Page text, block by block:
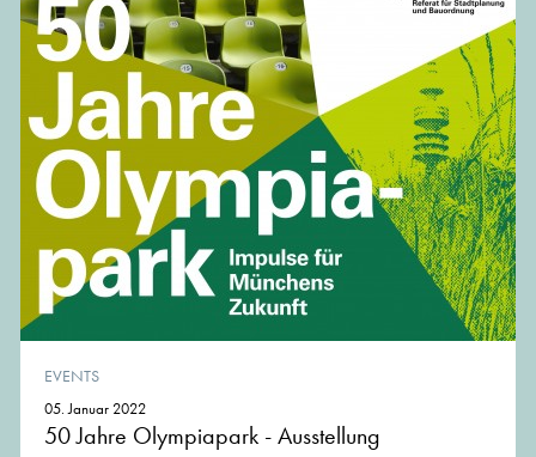
EVENTS
05. Januar 2022
50 Jahre Olympiapark - Ausstellung